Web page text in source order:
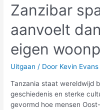
Zanzibar
aanvoelt
eigen
Uitgaan / Door Kevin Evans
Tanzania staat wereldwijd
geschiedenis en sterke
gevormd hoe mensen